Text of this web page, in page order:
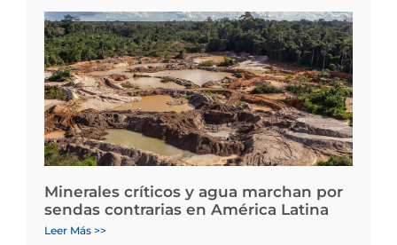
Minerales críticos y agua marchan por
sendas contrarias en América Latina
Leer Más >>